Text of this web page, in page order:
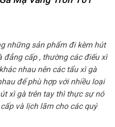
những sản phẩm đi kèm hút
đẳng cấp , thường các điếu xì
nhau nên các tẩu xì gà
để phù hợp với nhiều loại
xì gà trên tay thì thực sự nó
và lịch lãm cho các quý